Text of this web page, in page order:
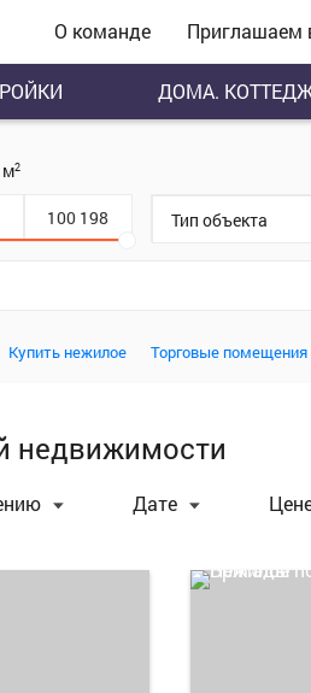
О команде Приглашаем
ДОМА.
м2
Тип объекта
Купить нежилое Торговые помещения
недвижимости
Дате